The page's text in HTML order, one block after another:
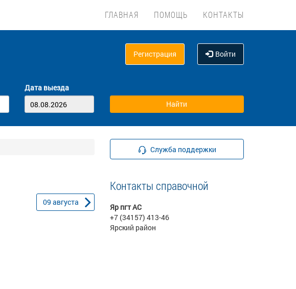
ГЛАВНАЯ ПОМОЩЬ КОНТАКТЫ
Регистрация Войти
Дата выезда
09 августа
Служба поддержки
Контакты справочной
Яр пгт АС
+7 (34157) 413-46
Ярский район